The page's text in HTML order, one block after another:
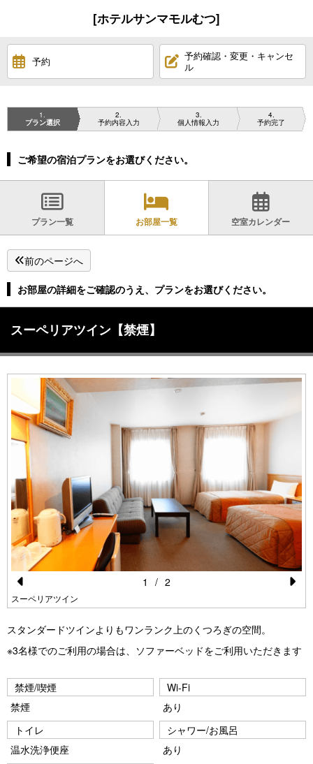
[ホテルサンマモルむつ]
予約
予約確認・変更・キャンセ
ル
1
プラン選択
2
予約内容入力
3
個人情報入力
4
予約完了
ご希望の宿泊プランをお選びください。
プラン一覧 お部屋一覧 空室カレンダー
前のページへ
お部屋の詳細をご確認のうえ、プランをお選びください。
スーペリアツイン【禁煙】
Pr
vi
o
u
s
スーペリアツイン
1 / 2
スタンダードツインよりもワンランク上のくつろぎの空間。
※3名様でのご利用の場合は、ソファーベッドをご利用いただきます
禁煙/喫煙
禁煙
Wi-Fi
あり
トイレ
温水洗浄便座
シャワー/お風呂
あり